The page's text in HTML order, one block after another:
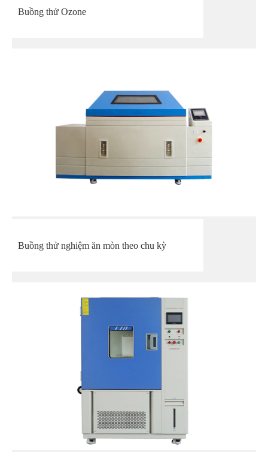
Buồng thử Ozone
Buồng thử nghiệm ăn mòn theo chu kỳ